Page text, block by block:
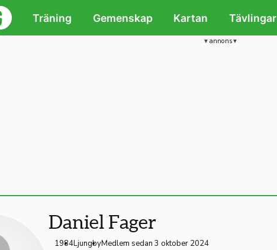
Träning Gemenskap Kartan Tävlingar
annons
Daniel Fager
1984LjungbyMedlem sedan 3 oktober 2024